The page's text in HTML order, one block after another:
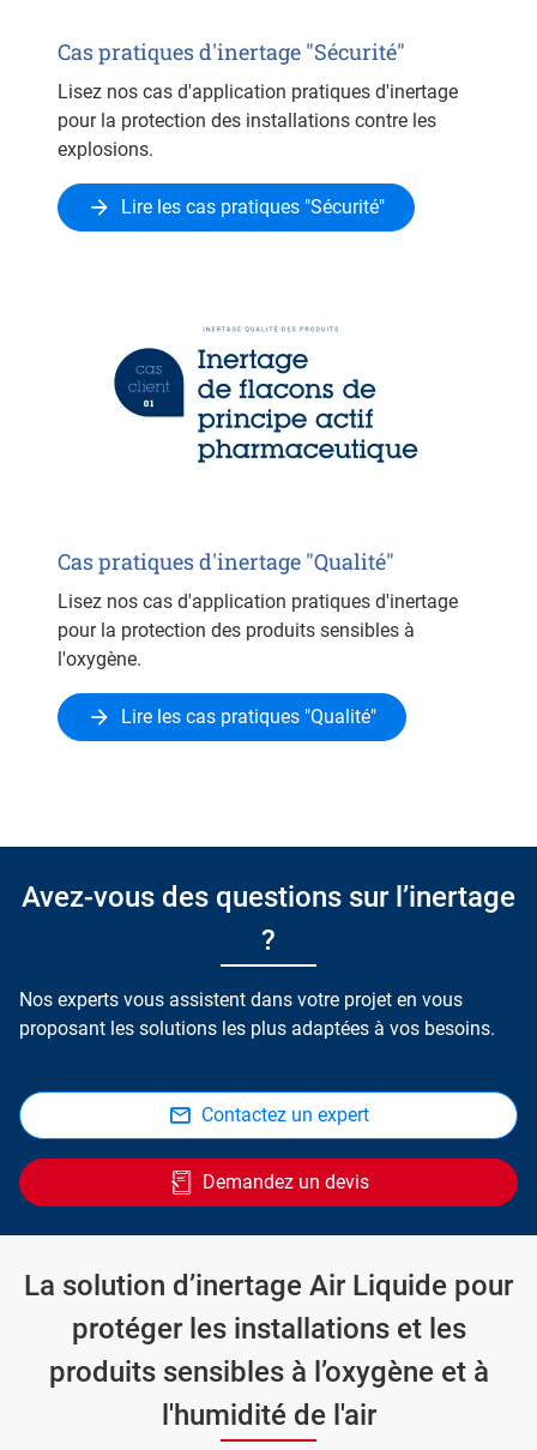
Cas pratiques d'inertage "Sécurité"
Lisez nos cas d'application pratiques d'inertage
pour la protection des installations contre les
explosions.
Lire les cas pratiques "Sécurité"
Cas pratiques d'inertage "Qualité"
Lisez nos cas d'application pratiques d'inertage
pour la protection des produits sensibles à
l'oxygène.
Lire les cas pratiques "Qualité"
Avez-vous des questions sur l’inertage
?
Nos experts vous assistent dans votre projet en vous
proposant les solutions les plus adaptées à vos besoins.
Contactez un expert
Demandez un devis
La solution d’inertage Air Liquide pour
protéger les installations et les
produits sensibles à l’oxygène et à
l'humidité de l'air